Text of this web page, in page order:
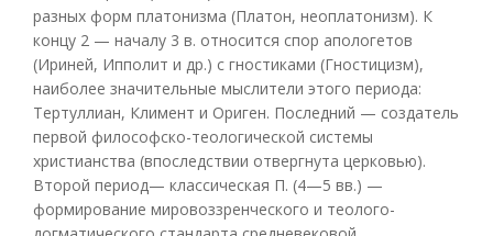
разных форм платонизма (Платон, неоплатонизм). К
концу 2 — началу 3 в. относится спор апологетов
(Ириней, Ипполит и др.) с гностиками (Гностицизм),
наиболее значительные мыслители этого периода:
Тертуллиан, Климент и Ориген. Последний — создатель
первой философско-теологической системы
христианства (впоследствии отвергнута церковью).
Второй период— классическая П. (4—5 вв.) —
формирование мировоззренческого и теолого-